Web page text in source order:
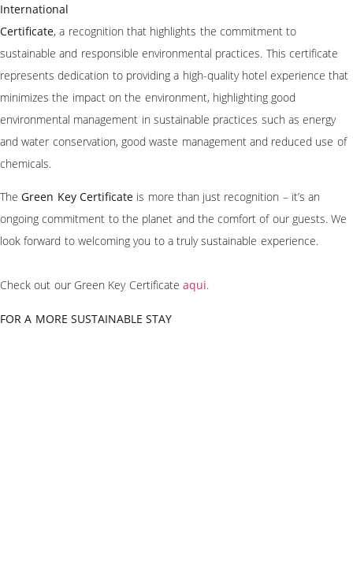
International
Certificate, a recognition that highlights the commitment to
sustainable and responsible environmental practices. This certificate
represents dedication to providing a high-quality hotel experience that
minimizes the impact on the environment, highlighting good
environmental management in sustainable practices such as energy
and water conservation, good waste management and reduced use of
chemicals.
TheGreen Key Certificateis more than just recognition – it’s an
ongoing commitment to the planet and the comfort of our guests. We
look forward to welcoming you to a truly sustainable experience.
Check out our Green Key Certificate aqui.
FOR A MORE SUSTAINABLE STAY